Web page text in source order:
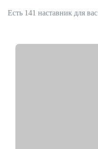
Есть 141 наставник для вас